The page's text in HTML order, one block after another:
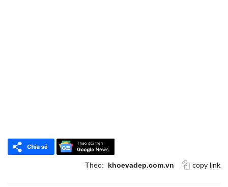
Theo: khoevadep.com.vn copy link